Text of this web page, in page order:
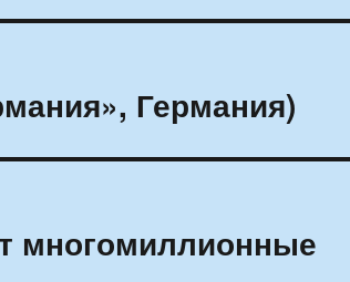
Германия)
многомиллионные